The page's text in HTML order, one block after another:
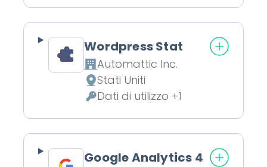
Wordpress Stat
Azienda:
Automattic Inc.
Luogo del trattamento:
Stati Uniti
Dati Personali trattati:
Dati di utilizzo +1
Google Analytics 4